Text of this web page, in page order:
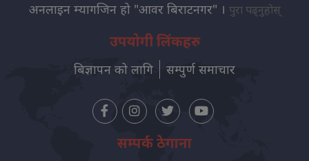
अनलाइन म्यागजिन हो "आवर बिराटनगर" । पुरा पढ्नुहोस्
उपयोगी लिंकहरु
बिज्ञापन को लागि सम्पुर्ण समाचार
सम्पर्क ठेगाना